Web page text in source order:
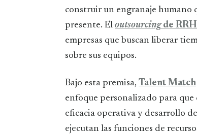
construir un engranaje humano
presente. El outsourcingde
empresas que buscan liberar
sobre sus equipos.
Bajo esta premisa, Talent Match
enfoque personalizado para
eficacia operativa y desarrollo
ejecutan las funciones de